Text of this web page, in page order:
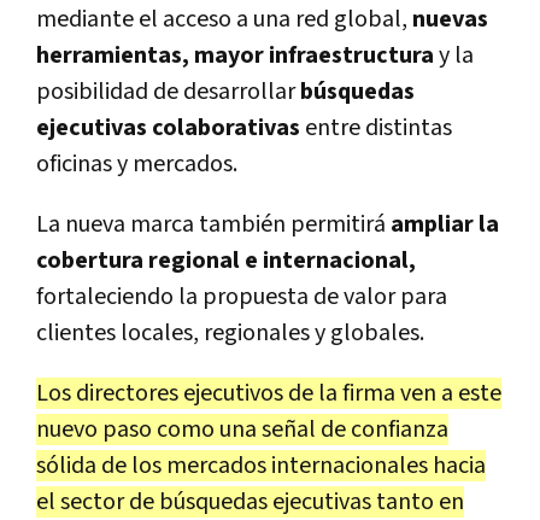
mediante el acceso a una red global, nuevas
herramientas, mayor infraestructuray la
posibilidad de desarrollarbúsquedas
ejecutivas colaborativas entre distintas
oficinas y mercados.
La nueva marca también permitirá ampliar la
cobertura regional e internacional,
fortaleciendo la propuesta de valor para
clientes locales, regionales y globales.
Los directores ejecutivos de la firma ven a este
nuevo paso como una señal de confianza
sólida de los mercados internacionales hacia
el sector de búsquedas ejecutivas tanto en